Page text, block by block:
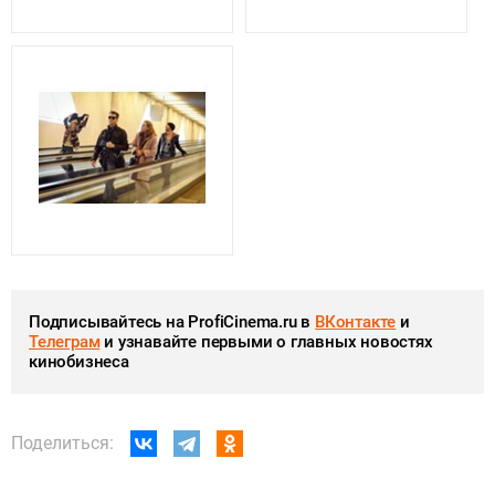
Подписывайтесь на ProfiCinema.ru в ВКонтакте и
Телеграми узнавайте первыми о главных новостях
кинобизнеса
Поделиться: